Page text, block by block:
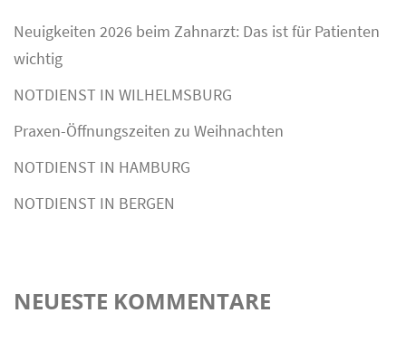
Neuigkeiten 2026 beim Zahnarzt: Das ist für Patienten
wichtig
NOTDIENST IN WILHELMSBURG
Praxen-Öffnungszeiten zu Weihnachten
NOTDIENST IN HAMBURG
NOTDIENST IN BERGEN
NEUESTE KOMMENTARE